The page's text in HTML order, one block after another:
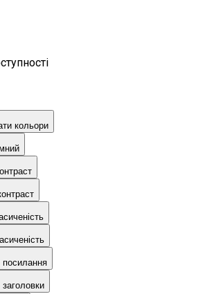
кольори
посилання
заголовки